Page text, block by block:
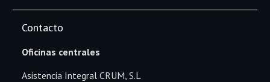
Contacto
Oficinas centrales
Asistencia Integral CRUM, S.L